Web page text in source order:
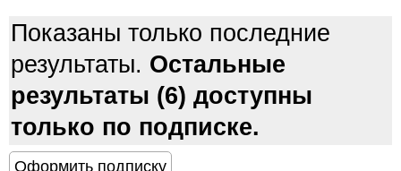
Показаны только последние
результаты. Остальные
результаты (6) доступны
только по подписке.